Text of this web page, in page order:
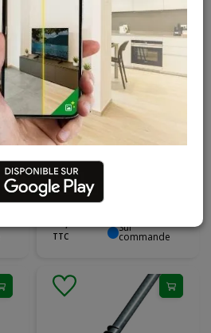
Connecteur avec
plaque en aluminium
200/200/8 et vis tête
TTC
Sur
commande